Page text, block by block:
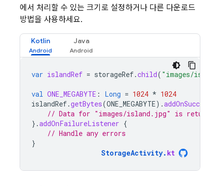
에서 처리할 수 있는 크기로 설정하거나 다른 다운로드
방법을 사용하세요.
Kotlin Java
var islandRef = storageRef.child( "images/
val ONE_MEGABYTE : Long = 1024 * 1024
islandRef.getBytes(ONE_MEGABYTE).
// Data for "images/island.jpg" is
}.addOnFailureListener {
// Handle any errors
}
StorageActivity. kt